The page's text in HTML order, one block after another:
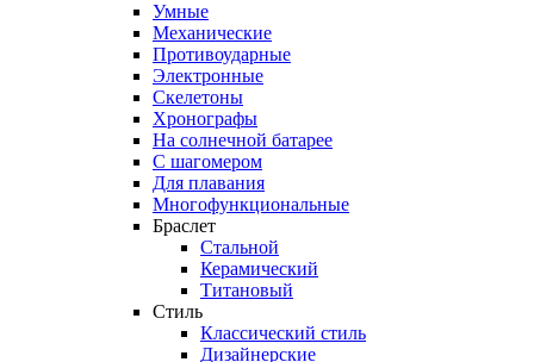
Умные
Механические
Противоударные
Электронные
Скелетоны
Хронографы
На солнечной батарее
С шагомером
Для плавания
Многофункциональные
Браслет
Стальной
Керамический
Титановый
Стиль
Классический стиль
Дизайнерские